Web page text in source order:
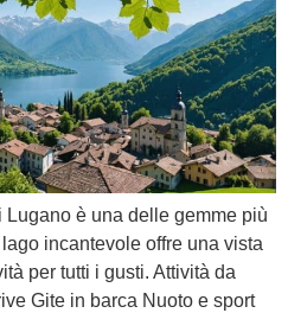
è una delle gemme più
incantevole offre una vista
per tutti i gusti. Attività da
Gite in barca Nuoto e sport